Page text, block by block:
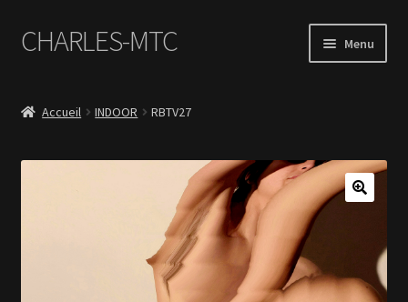
Aller
à
navigation
Aller
au
CHARLES-MTC Menu
Accueil INDOOR RBTV27